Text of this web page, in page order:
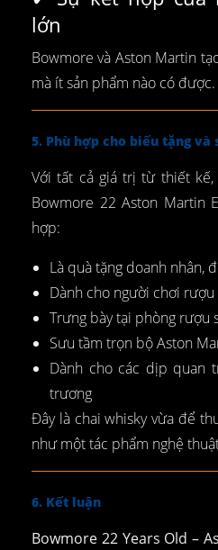
lớn
Bowmore và Aston Martin
mà ít sản phẩm nào có được.
5. Phù hợp cho biếu tặng và
Với tất cả giá trị từ thiết
Bowmore 22 Aston Martin
hợp:
Là quà tặng doanh nhân,
Dành cho người chơi rượu
Trưng bày tại phòng rượu
Sưu tầm trọn bộ Aston
Dành cho các dịp quan
trương
Đây là chai whisky vừa để
như một tác phẩm nghệ
6. Kết luận
Bowmore 22 Years Old –